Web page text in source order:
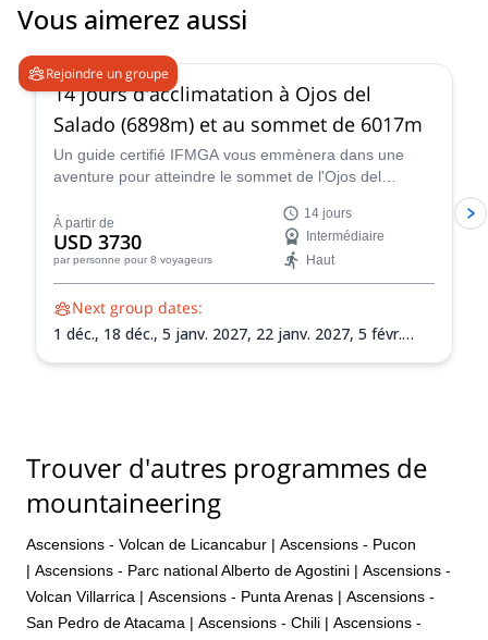
Vous aimerez aussi
Rejoindre un groupe
14 jours d'acclimatation à Ojos del
Salado (6898m) et au sommet de 6017m
Un guide certifié IFMGA vous emmènera dans une
aventure pour atteindre le sommet de l'Ojos del
Mulas Muertas et Nevado San Francisco pour
l'acclimatation.
À partir de
USD 3730
par personne pour 8 voyageurs
14 jours
Intermédiaire
Haut
Next group dates:
1 déc., 18 déc., 5 janv. 2027, 22 janv. 2027, 5 févr.
Trouver d'autres programmes de
mountaineering
Ascensions - Volcan de Licancabur | Ascensions - Pucon
| Ascensions - Parc national Alberto de Agostini | Ascensions -
Volcan Villarrica | Ascensions - Punta Arenas | Ascensions -
San Pedro de Atacama | Ascensions - Chili | Ascensions -